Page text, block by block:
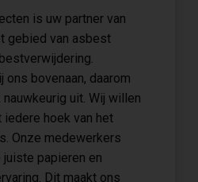
is uw partner van
gebied van asbest
ons bovenaan, daarom
uit. Wij willen
iedere hoek van het
Onze medewerkers
papieren en
Dit maakt ons